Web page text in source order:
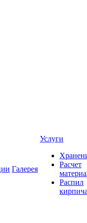
Галерея
Услуги
Расчет
Распил